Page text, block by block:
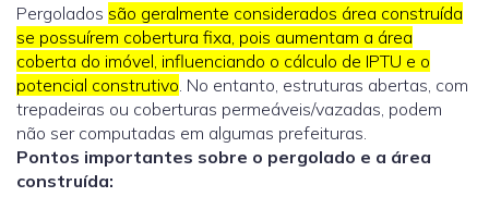
Pergolados são geralmente considerados área construída
se possuírem cobertura fixa, pois aumentam a área
coberta do imóvel, influenciando o cálculo de IPTU e o
potencial construtivo . No entanto, estruturas abertas, com
trepadeiras ou coberturas permeáveis/vazadas, podem
não ser computadas em algumas prefeituras.
Pontos importantes sobre o pergolado e a área
construída: